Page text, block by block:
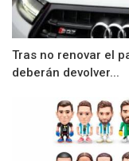
Tras no renovar el
deberán devolver...